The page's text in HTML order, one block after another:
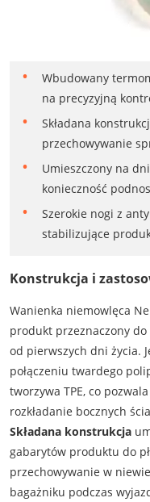
Wbudowany
na precyzyjną
Składana
przechowywanie
Umieszczony na
konieczność
Szerokie nogi z
stabilizujące
Konstrukcja i
Wanienka niemowlęca
produkt przeznaczony
od pierwszych dni życia.
połączeniu twardego
tworzywa TPE, co
rozkładanie bocznych
Składana konstrukcja
gabarytów produktu do
przechowywanie w
bagażniku podczas